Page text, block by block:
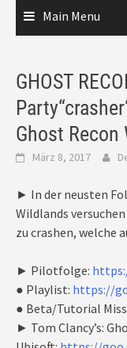
Main Menu
GHOST
Ghost Recon
März 8, 2017
► In der neusten
Wildlands
zu crashen, welche
► Pilotfolge:
● Playlist: https://
● Beta/Tutorial
► Tom Clancy’s: